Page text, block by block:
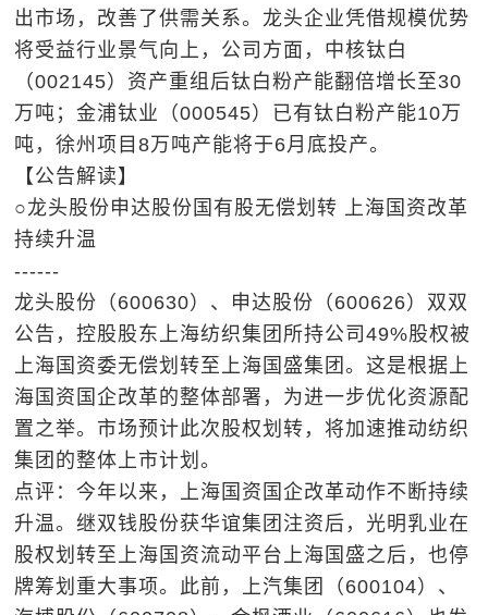
出市场，改善了供需关系。龙头企业凭借规模优势
将受益行业景气向上，公司方面，中核钛白
（002145）资产重组后钛白粉产能翻倍增长至30
万吨；金浦钛业（000545）已有钛白粉产能10万
吨，徐州项目8万吨产能将于6月底投产。
【公告解读】
○龙头股份申达股份国有股无偿划转 上海国资改革
持续升温
------
龙头股份（600630）、申达股份（600626）双双
公告，控股股东上海纺织集团所持公司49%股权被
上海国资委无偿划转至上海国盛集团。这是根据上
海国资国企改革的整体部署，为进一步优化资源配
置之举。市场预计此次股权划转，将加速推动纺织
集团的整体上市计划。
点评：今年以来，上海国资国企改革动作不断持续
升温。继双钱股份获华谊集团注资后，光明乳业在
股权划转至上海国资流动平台上海国盛之后，也停
牌筹划重大事项。此前，上汽集团（600104）、